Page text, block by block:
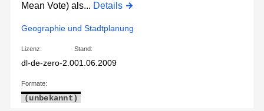
Mean Vote) als... Details
Geographie und Stadtplanung
Lizenz:
dl-de-zero-2.0
Stand:
01.06.2009
Formate:
(unbekannt)